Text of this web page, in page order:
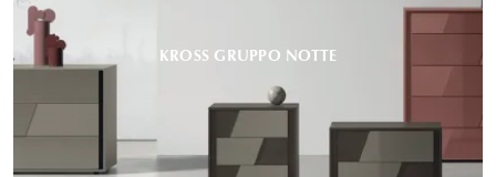
KROSS GRUPPO NOTTE